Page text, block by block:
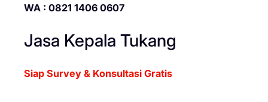
WA : 0821 1406 0607
Jasa Kepala Tukang
Siap Survey & Konsultasi Gratis